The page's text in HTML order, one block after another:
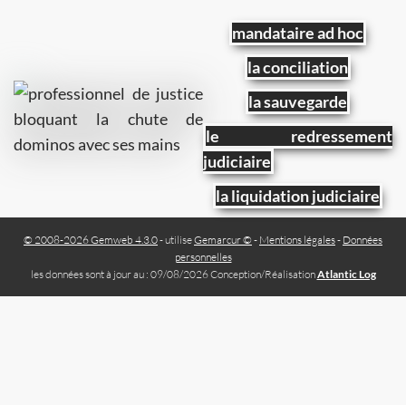
mandataire ad hoc
la conciliation
la sauvegarde
le redressement
judiciaire
la liquidation judiciaire
© 2008-2026 Gemweb 4.3.0- utiliseGemarcur © - Mentions légales- Données
personnelles
les données sont à jour au : 09/08/2026 Conception/RéalisationAtlantic Log